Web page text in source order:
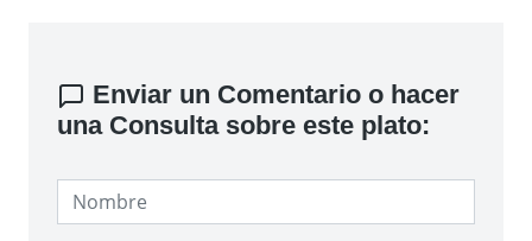
Enviar un Comentario o hacer
una Consulta sobre este plato: